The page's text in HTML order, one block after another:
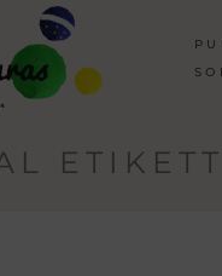
ETIKETT